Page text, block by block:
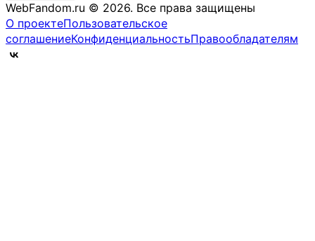
WebFandom.ru © 2026. Все права защищены
О проектеПользовательское
соглашениеКонфиденциальностьПравообладателям